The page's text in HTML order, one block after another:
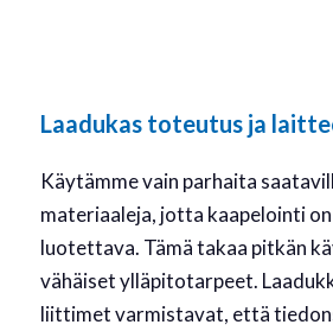
Laadukas toteutus ja
Käytämme vain parhaita
materiaaleja, jotta kaapelointi
luotettava. Tämä takaa pitkän
vähäiset ylläpitotarpeet.
liittimet varmistavat, että